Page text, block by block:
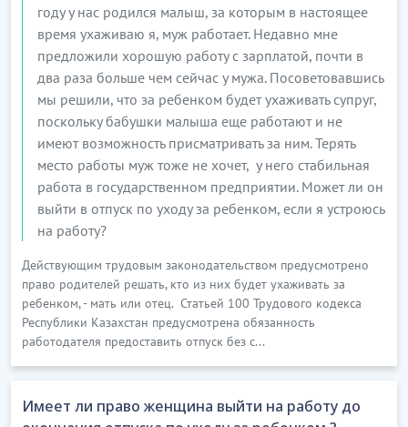
году у нас родился малыш, за которым в настоящее
время ухаживаю я, муж работает. Недавно мне
предложили хорошую работу с зарплатой, почти в
два раза больше чем сейчас у мужа. Посоветовавшись
мы решили, что за ребенком будет ухаживать супруг,
поскольку бабушки малыша еще работают и не
имеют возможность присматривать за ним. Терять
место работы муж тоже не хочет, у него стабильная
работа в государственном предприятии. Может ли он
выйти в отпуск по уходу за ребенком, если я устроюсь
на работу?
Действующим трудовым законодательством предусмотрено
право родителей решать, кто из них будет ухаживать за
ребенком, - мать или отец. Статьей 100 Трудового кодекса
Республики Казахстан предусмотрена обязанность
работодателя предоставить отпуск без с...
Имеет ли право женщина выйти на работу до